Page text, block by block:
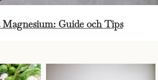
Magnesium: Guide och Tips